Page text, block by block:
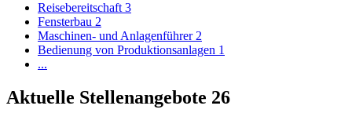
Reisebereitschaft 3
Fensterbau 2
Maschinen- und Anlagenführer 2
Bedienung von Produktionsanlagen 1
...
Aktuelle Stellenangebote 26